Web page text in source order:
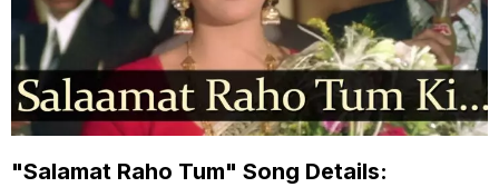
"Salamat Raho Tum" Song Details: